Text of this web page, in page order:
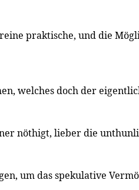
praktische, und die
welches doch der
nöthigt, lieber die
um das spekulative